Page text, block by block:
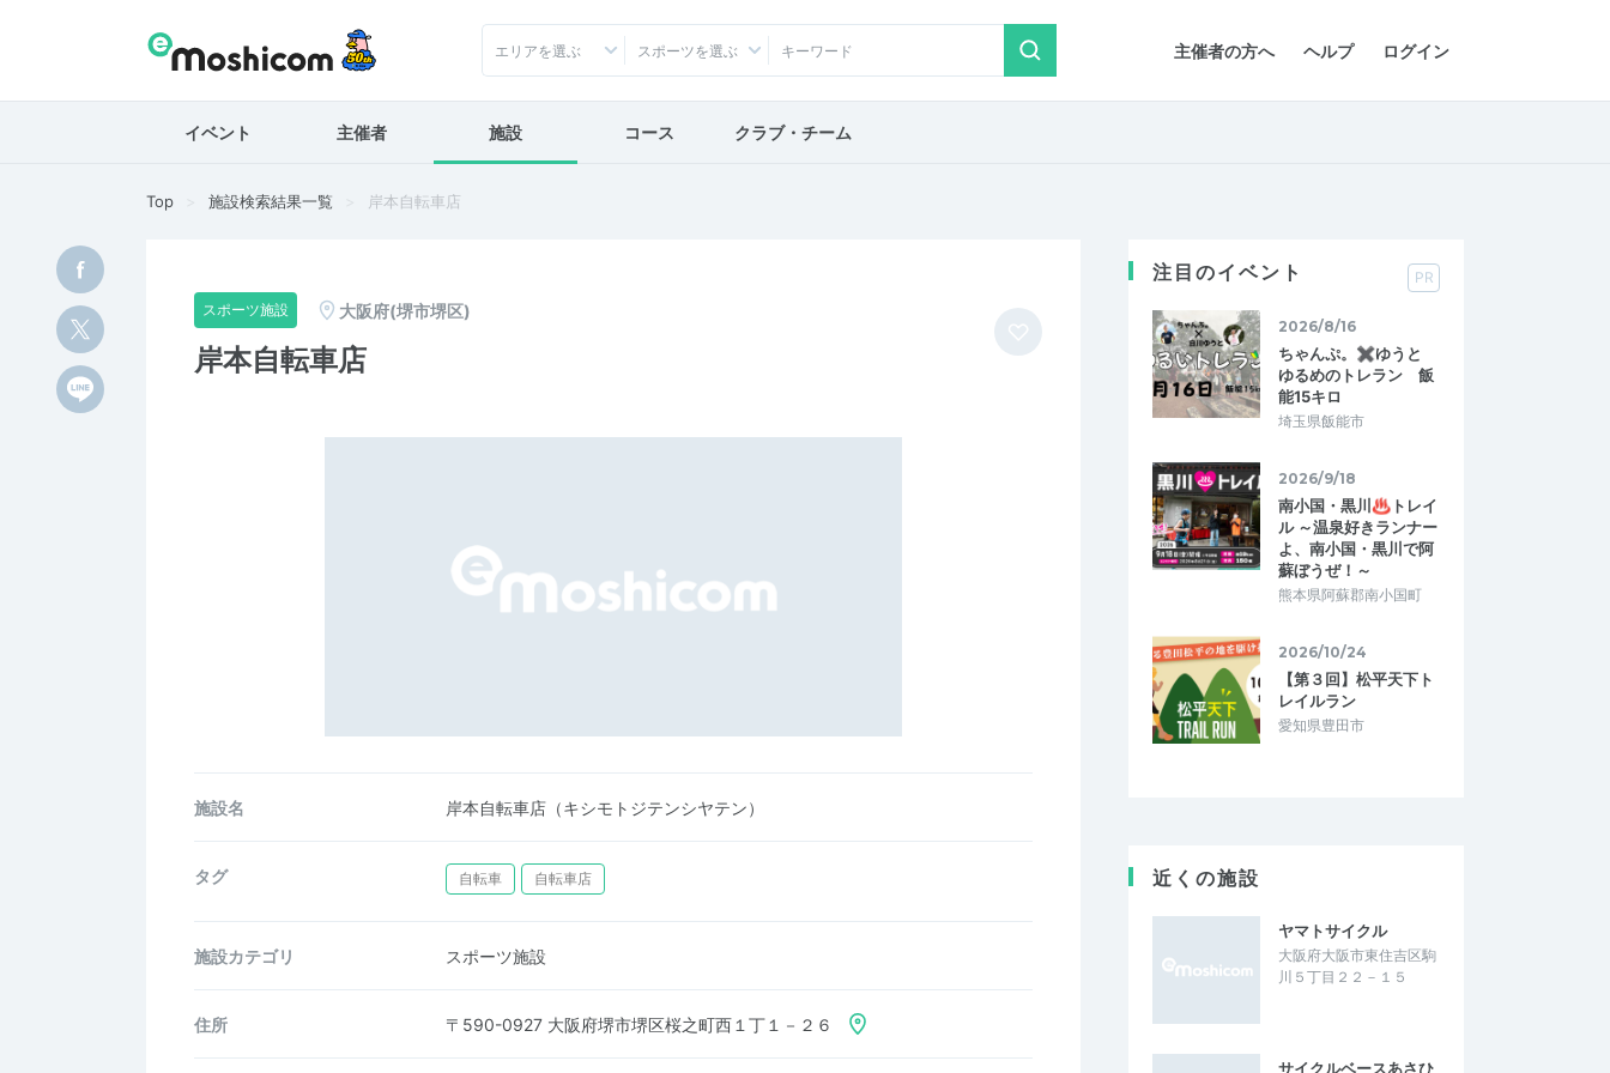
主催者の方へ ヘルプ ログイン
エリアを選ぶ スポーツを選ぶ
イベント 主催者 施設 コース クラブ・チーム
Top 施設検索結果一覧 岸本自転車店
スポーツ施設 大阪府(堺市堺区)
岸本自転車店
施設名 岸本自転車店（キシモトジテンシヤテン）
タグ 自転車 自転車店
施設カテゴリ スポーツ施設
住所 〒590-0927 大阪府堺市堺区桜之町西１丁１－２６
注目のイベント PR
2026/8/16
ちゃんぷ。✖ゆうと
ゆるめのトレラン 飯
能15キロ
埼玉県飯能市
2026/9/18
南小国・黒川♨トレイ
ル ～温泉好きランナー
よ、南小国・黒川で阿
蘇ぼうぜ！～
熊本県阿蘇郡南小国町
2026/10/24
【第３回】松平天下ト
レイルラン
愛知県豊田市
近くの施設
ヤマトサイクル
大阪府大阪市東住吉区駒
川５丁目２２－１５
サイクルベースあさひ